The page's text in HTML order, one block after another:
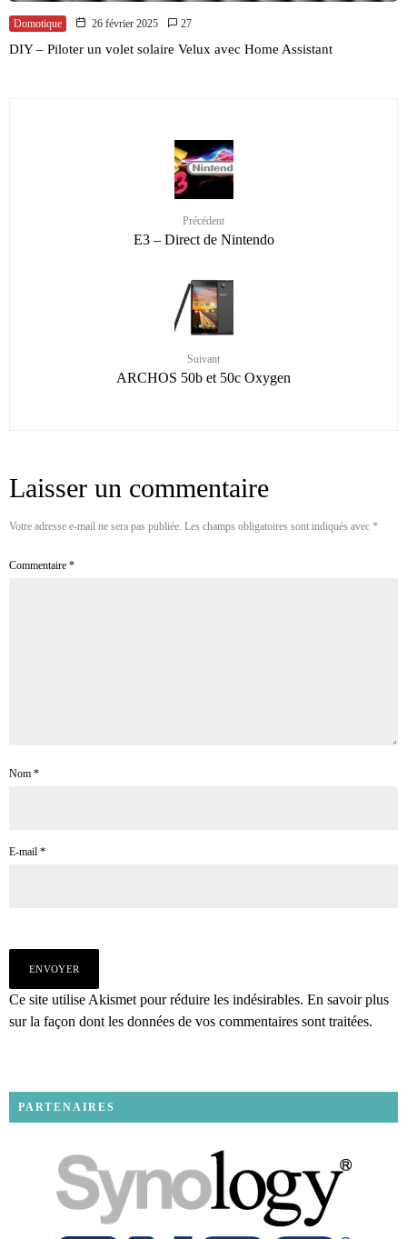
Domotique 26 février 2025 27
DIY – Piloter un volet solaire Velux avec Home Assistant
Précédent
E3 – Direct de Nintendo
Suivant
ARCHOS 50b et 50c Oxygen
Laisser un commentaire
Votre adresse e-mail ne sera pas publiée. Les champs obligatoires sont indiqués avec *
Commentaire *
Nom *
E-mail *
Ce site utilise Akismet pour réduire les indésirables. En savoir plus
sur la façon dont les données de vos commentaires sont traitées.
PARTENAIRES